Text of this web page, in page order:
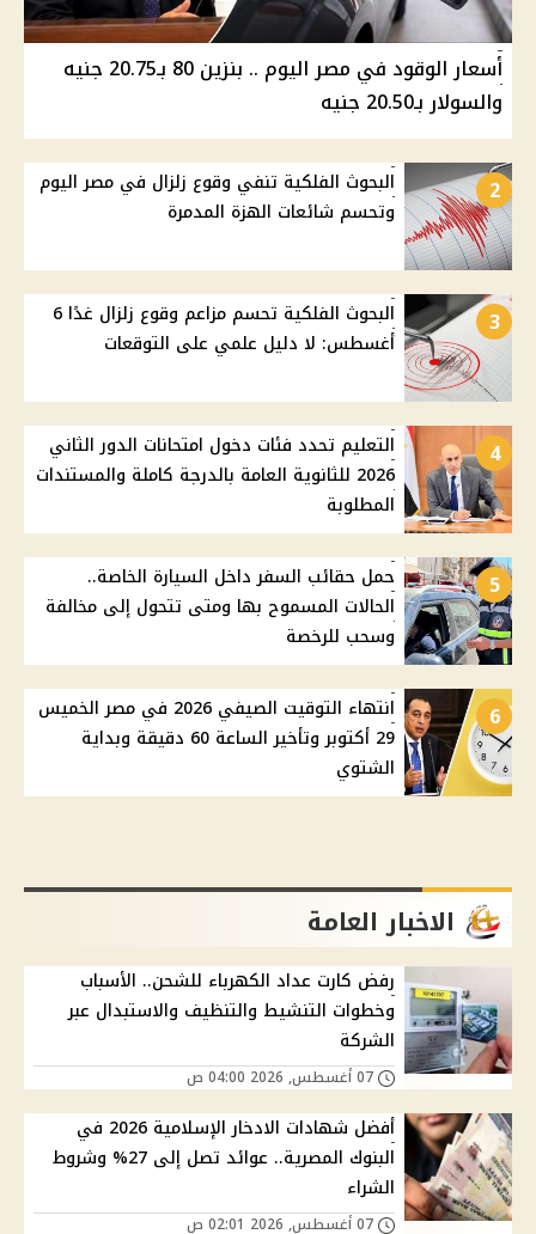
أسعار الوقود في مصر اليوم .. بنزين 80 بـ20.75 جنيه
والسولار بـ20.50 جنيه
2
البحوث الفلكية تنفي وقوع زلزال في مصر اليوم
وتحسم شائعات الهزة المدمرة
3
البحوث الفلكية تحسم مزاعم وقوع زلزال غدًا 6
أغسطس: لا دليل علمي على التوقعات
4
التعليم تحدد فئات دخول امتحانات الدور الثاني
2026 للثانوية العامة بالدرجة كاملة والمستندات
المطلوبة
5
حمل حقائب السفر داخل السيارة الخاصة..
الحالات المسموح بها ومتى تتحول إلى مخالفة
وسحب للرخصة
6
انتهاء التوقيت الصيفي 2026 في مصر الخميس
29 أكتوبر وتأخير الساعة 60 دقيقة وبداية
الشتوي
الاخبار العامة
رفض كارت عداد الكهرباء للشحن.. الأسباب
وخطوات التنشيط والتنظيف والاستبدال عبر
الشركة
أفضل شهادات الادخار الإسلامية 2026 في
البنوك المصرية.. عوائد تصل إلى 27% وشروط
الشراء